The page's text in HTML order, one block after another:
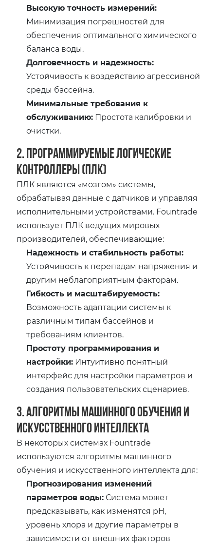
Высокую точность измерений:
Минимизация погрешностей для
обеспечения оптимального химического
баланса воды.
Долговечность и надежность:
Устойчивость к воздействию агрессивной
среды бассейна.
Минимальные требования к
обслуживанию: Простота калибровки и
очистки.
2. Программируемые логические
контроллеры (ПЛК)
ПЛК являются «мозгом» системы,
обрабатывая данные с датчиков и управляя
исполнительными устройствами. Fountrade
использует ПЛК ведущих мировых
производителей, обеспечивающие:
Надежность и стабильность работы:
Устойчивость к перепадам напряжения и
другим неблагоприятным факторам.
Гибкость и масштабируемость:
Возможность адаптации системы к
различным типам бассейнов и
требованиям клиентов.
Простоту программирования и
настройки: Интуитивно понятный
интерфейс для настройки параметров и
создания пользовательских сценариев.
3. Алгоритмы машинного обучения и
искусственного интеллекта
В некоторых системах Fountrade
используются алгоритмы машинного
обучения и искусственного интеллекта для:
Прогнозирования изменений
параметров воды: Система может
предсказывать, как изменятся pH,
уровень хлора и другие параметры в
зависимости от внешних факторов